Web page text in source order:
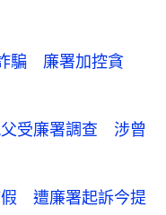
騙 廉署加控貪
父受廉署調查 涉曾
假 遭廉署起訴今提